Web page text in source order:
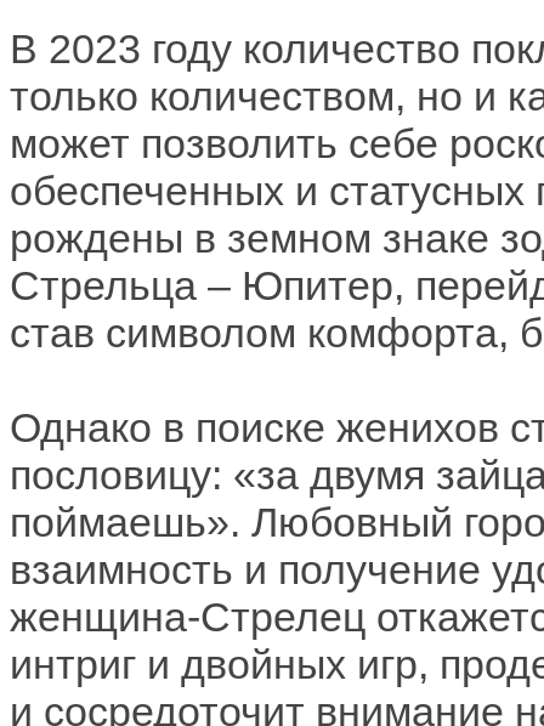
В 2023 году количество
только количеством, но и
может позволить себе
обеспеченных и
рождены в земном знаке
Стрельца – Юпитер,
став символом комфорта,
Однако в поиске женихов
пословицу: «за двумя
поймаешь». Любовный
взаимность и получение
женщина-Стрелец
интриг и двойных игр,
и сосредоточит внимание